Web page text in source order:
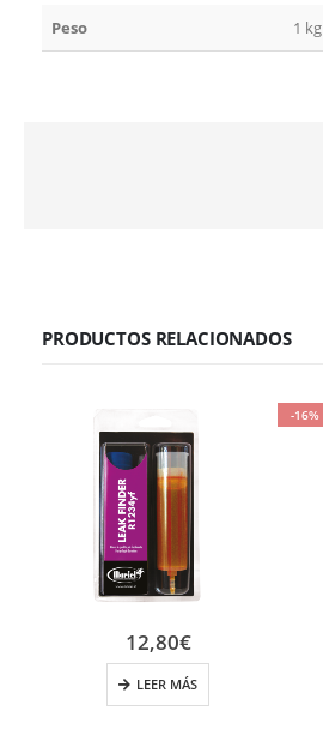
Peso 1 kg
PRODUCTOS RELACIONADOS
12,80€
LEER MÁS
-16%